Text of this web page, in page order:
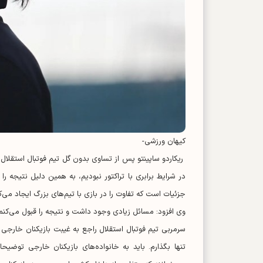
کیهان ورزشی-
ریکاردو ساپینتو پس از تساوی بدون گل تیم فوتبال
در شرایط برابری با تراکتور نبودیم، به همین دلیل
جزئیات است که تفاوت را در بازی با تیم‌های بزرگ ایجاد
وی افزود: مسائل زیادی وجود داشت و نتیجه را قبول
سرمربی تیم فوتبال استقلال راجع به غیبت بازیکنان
تنها بگذارم. باید به خانواده‌های بازیکنان خارجی